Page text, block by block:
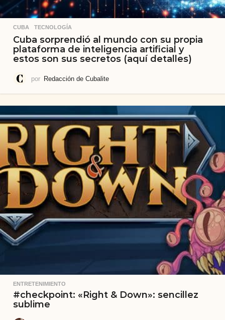
CUBA ,TECNOLOGÍA
Cuba sorprendió al mundo con su propia
plataforma de inteligencia artificial y
estos son sus secretos (aquí detalles)
por Redacción de Cubalite
ENTRETENIMIENTO
#checkpoint: «Right & Down»: sencillez
sublime